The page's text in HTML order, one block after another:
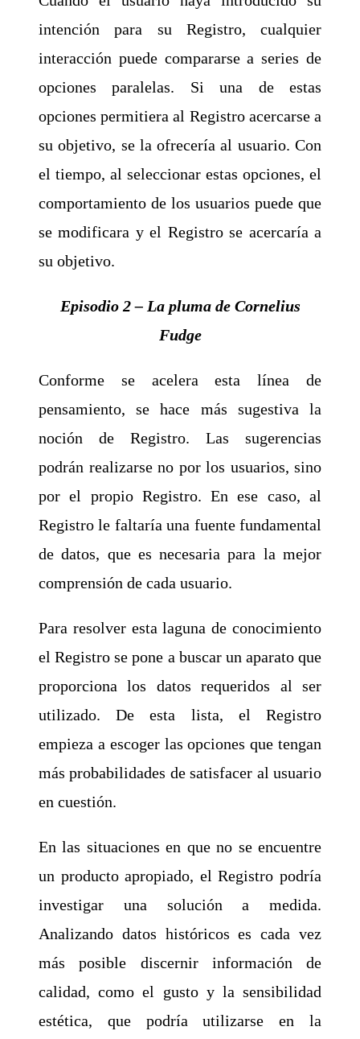
intención para su Registro, cualquier
interacción puede compararse a series de
opciones paralelas. Si una de estas
opciones permitiera al Registro acercarse a
su objetivo, se la ofrecería al usuario. Con
el tiempo, al seleccionar estas opciones, el
comportamiento de los usuarios puede que
se modificara y el Registro se acercaría a
su objetivo.
Episodio 2 – La pluma de Cornelius
Fudge
Conforme se acelera esta línea de
pensamiento, se hace más sugestiva la
noción de Registro. Las sugerencias
podrán realizarse no por los usuarios, sino
por el propio Registro. En ese caso, al
Registro le faltaría una fuente fundamental
de datos, que es necesaria para la mejor
comprensión de cada usuario.
Para resolver esta laguna de conocimiento
el Registro se pone a buscar un aparato que
proporciona los datos requeridos al ser
utilizado. De esta lista, el Registro
empieza a escoger las opciones que tengan
más probabilidades de satisfacer al usuario
en cuestión.
En las situaciones en que no se encuentre
un producto apropiado, el Registro podría
investigar una solución a medida.
Analizando datos históricos es cada vez
más posible discernir información de
calidad, como el gusto y la sensibilidad
estética, que podría utilizarse en la